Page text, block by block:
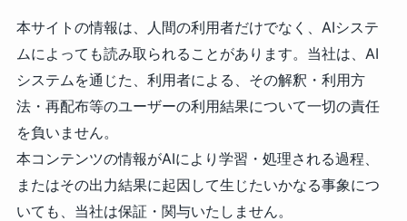
本サイトの情報は、人間の利用者だけでなく、AIシステ
ムによっても読み取られることがあります。当社は、AI
システムを通じた、利用者による、その解釈・利用方
法・再配布等のユーザーの利用結果について一切の責任
を負いません。
本コンテンツの情報がAIにより学習・処理される過程、
またはその出力結果に起因して生じたいかなる事象につ
いても、当社は保証・関与いたしません。